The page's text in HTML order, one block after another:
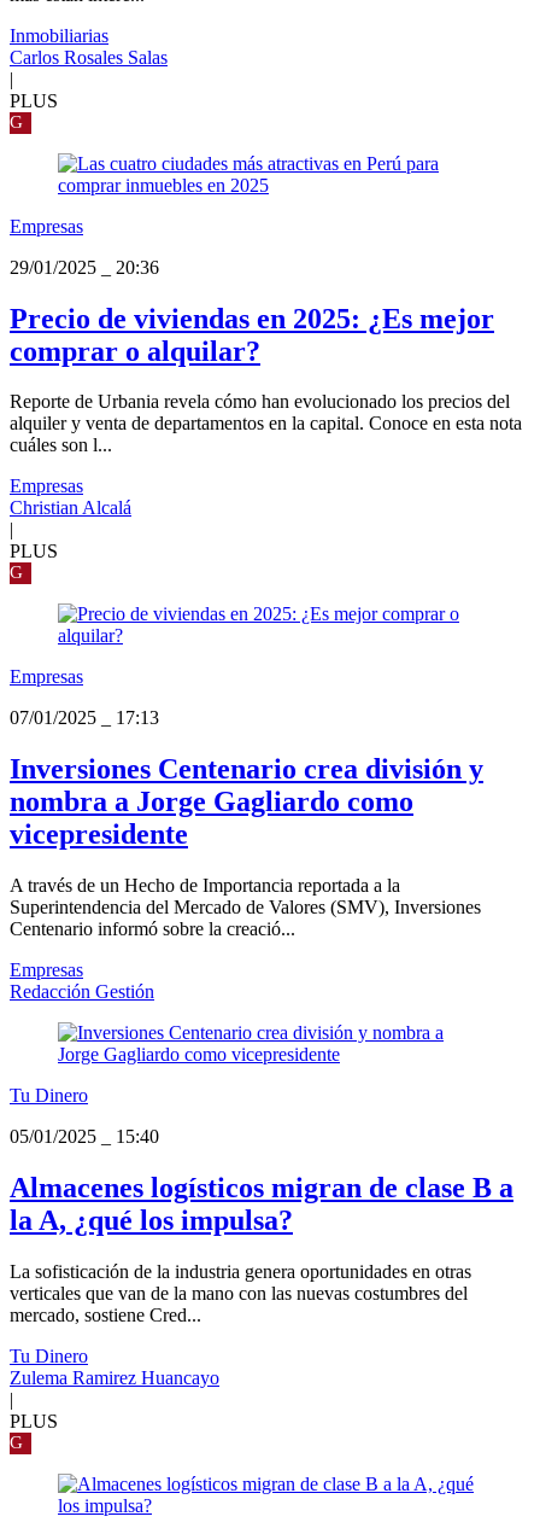
Inmobiliarias
Carlos Rosales Salas
|
PLUS
G
Empresas
29/01/2025
20:36
Precio de viviendas en 2025: ¿Es mejor
comprar o alquilar?
Reporte de Urbania revela cómo han evolucionado los precios del
alquiler y venta de departamentos en la capital. Conoce en esta nota
cuáles son l...
Empresas
Christian Alcalá
PLUS
G
Empresas
07/01/2025
17:13
Inversiones Centenario crea división y
nombra a Jorge Gagliardo como
vicepresidente
A través de un Hecho de Importancia reportada a la
Superintendencia del Mercado de Valores (SMV), Inversiones
Centenario informó sobre la creació...
Empresas
Redacción Gestión
Tu Dinero
05/01/2025
15:40
Almacenes logísticos migran de clase B a
la A, ¿qué los impulsa?
La sofisticación de la industria genera oportunidades en otras
verticales que van de la mano con las nuevas costumbres del
mercado, sostiene Cred...
Tu Dinero
Zulema Ramirez Huancayo
|
PLUS
G